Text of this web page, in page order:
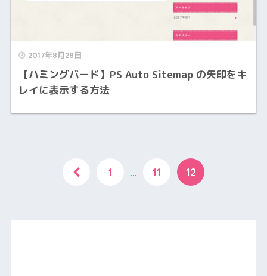
2017年8月28日
【ハミングバード】PS Auto Sitemap の矢印をキ
レイに表示する方法
1 … 11 12